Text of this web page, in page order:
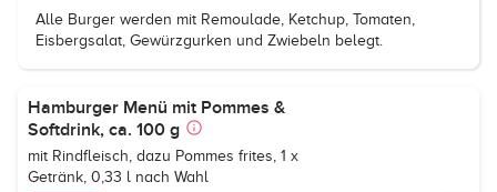
Alle Burger werden mit Remoulade, Ketchup, Tomaten,
Eisbergsalat, Gewürzgurken und Zwiebeln belegt.
Hamburger Menü mit Pommes &
Softdrink, ca. 100 g
mit Rindfleisch, dazu Pommes frites, 1 x
Getränk, 0,33 l nach Wahl